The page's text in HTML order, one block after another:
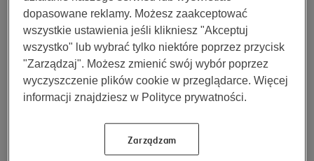
różnego rodzaju choroby, urazy kręgosłupa – są to
tylko wybrane przykłady sytuacji, w których turysta
musi udać się do szpitala. Jeśli nie będzie posiadał
polisy, za pobyt w szpitalu, a także wezwanie karetki,
będzie musiał zapłacić z własnej kieszeni. Dysponując
odpowiednio dobraną polisą, podróżny nie musi
martwić się kosztami. Może skupić się wyłącznie na
powrocie do zdrowia.
dopasowane reklamy. Możesz zaakceptować
wszystkie ustawienia jeśli klikniesz "Akceptuj
wszystko" lub wybrać tylko niektóre poprzez przycisk
"Zarządzaj". Możesz zmienić swój wybór poprzez
wyczyszczenie plików cookie w przeglądarce. Więcej
informacji znajdziesz w Polityce prywatności.
Zarządzam